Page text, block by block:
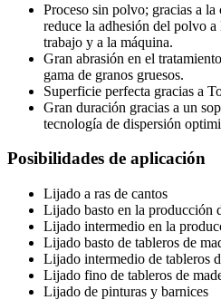
Proceso sin polvo; gracias a la
reduce la adhesión del polvo
trabajo y a la máquina.
Gran abrasión en el
gama de granos gruesos.
Superficie perfecta gracias a
Gran duración gracias a un
tecnología de dispersión
Posibilidades de aplicación
Lijado a ras de cantos
Lijado basto en la producción
Lijado intermedio en la
Lijado basto de tableros de
Lijado intermedio de tableros
Lijado fino de tableros de
Lijado de pinturas y barnices